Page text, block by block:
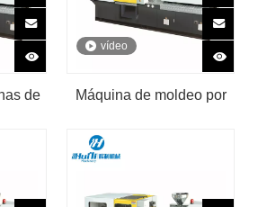
de
alta
vídeo
Máquina de moldeo por